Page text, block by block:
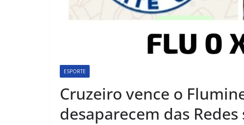
ESPORTE
Cruzeiro vence o
desaparecem das Redes